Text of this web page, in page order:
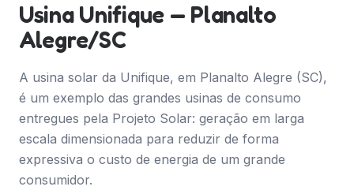
Usina Unifique — Planalto
Alegre/SC
A usina solar da Unifique, em Planalto Alegre (SC),
é um exemplo das grandes usinas de consumo
entregues pela Projeto Solar: geração em larga
escala dimensionada para reduzir de forma
expressiva o custo de energia de um grande
consumidor.